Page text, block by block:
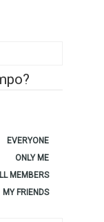
EVERYONE
ONLY ME
MEMBERS
MY FRIENDS